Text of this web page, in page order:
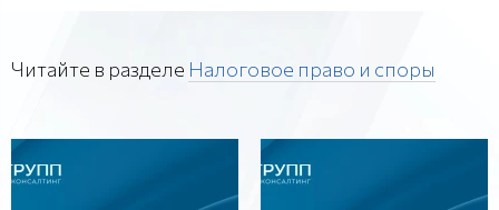
Читайте в разделе Налоговое право и споры